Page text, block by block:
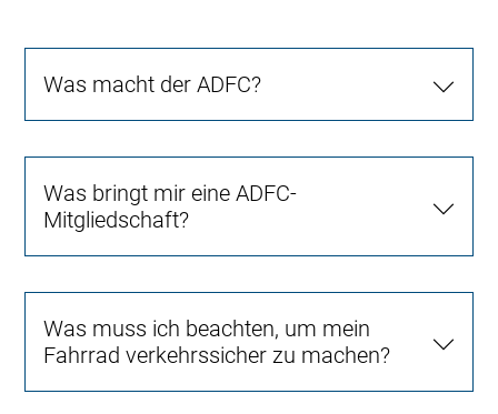
Was macht der ADFC?
Was bringt mir eine ADFC-
Mitgliedschaft?
Was muss ich beachten, um mein
Fahrrad verkehrssicher zu machen?